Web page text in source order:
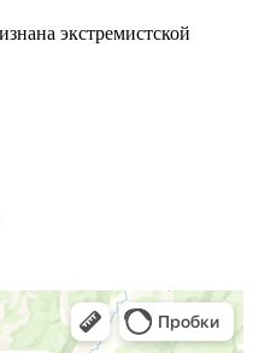
экстремистской